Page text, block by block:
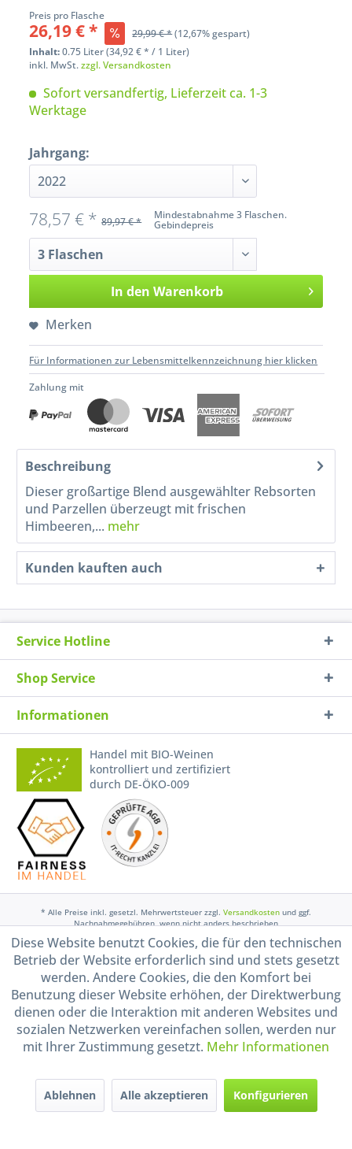
Preis pro Flasche
26,19 € * 29,99 € *(12,67% gespart)
Inhalt:0.75 Liter (34,92 € * / 1 Liter)
inkl. MwSt.zzgl. Versandkosten
Sofort versandfertig, Lieferzeit ca. 1-3
Werktage
Jahrgang:
Mindestabnahme 3 Flaschen.
Gebindepreis
78,57 € * 89,97 € *
In den Warenkorb
Merken
Für Informationen zur Lebensmittelkennzeichnung hier klicken
Zahlung mit
Beschreibung
Dieser großartige Blend ausgewählter Rebsorten
und Parzellen überzeugt mit frischen
Himbeeren,... mehr
Kunden kauften auch
Service Hotline
Shop Service
Informationen
Handel mit BIO-Weinen
kontrolliert und zertifiziert
durch DE-ÖKO-009
* Alle Preise inkl. gesetzl. Mehrwertsteuer zzgl. Versandkosten und ggf.
Nachnahmegebühren, wenn nicht anders beschrieben
Widerruf erklären
Gestaltung, Shop-Setup, Management & Hosting durch Ternum Internet Services
Shopware
Diese Website benutzt Cookies, die für den technischen
Betrieb der Website erforderlich sind und stets gesetzt
werden. Andere Cookies, die den Komfort bei
Benutzung dieser Website erhöhen, der Direktwerbung
dienen oder die Interaktion mit anderen Websites und
sozialen Netzwerken vereinfachen sollen, werden nur
mit Ihrer Zustimmung gesetzt. Mehr Informationen
Ablehnen Alle akzeptieren Konfigurieren